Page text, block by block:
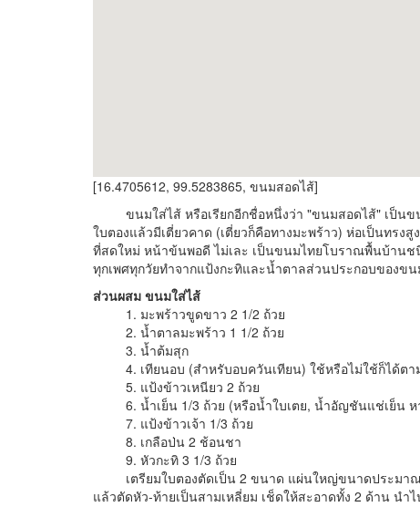
[16.4705612, 99.5283865, ขนมสอดไส้]
ขนมใส่ไส้ หรือเรียกอีกชื่อหนึ่งว่า "ขนมสอดไส้" เป็นข
ใบตองแล้วมีเตี่ยวคาด (เตี่ยวก็คือทางมะพร้าว) ห่อเป็นทร
ที่สดใหม่ หน้าข้นพอดี ไม่เละ เป็นขนมไทยโบราณพื้นบ้าน
ทุกเพศทุกวัยทำจากแป้งกะทิและน้ำตาลส่วนประกอบของ
ส่วนผสม ขนมใส่ไส้
1. มะพร้าวขูดขาว 2 1/2 ถ้วย
2. น้ำตาลมะพร้าว 1 1/2 ถ้วย
3. น้ำต้มสุก
4. เทียนอบ (สำหรับอบควันเทียน) ใช้หรือไม่ใช้ก็ได้ตา
5. แป้งข้าวเหนียว 2 ถ้วย
6. น้ำเย็น 1/3 ถ้วย (หรือน้ำใบเตย, น้ำอัญชันแช่เย็น ห
7. แป้งข้าวเจ้า 1/3 ถ้วย
8. เกลือป่น 2 ช้อนชา
9. หัวกะทิ 3 1/3 ถ้วย
เตรียมใบตองตัดเป็น 2 ขนาด แผ่นใหญ่ขนาดประมาณ
แล้วตัดหัว-ท้ายเป็นสามเหลี่ยม เช็ดให้สะอาดทั้ง 2 ด้าน น